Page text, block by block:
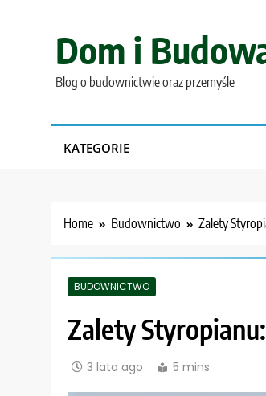
Dom i
Blog o budownictwie oraz przemyśle
KATEGORIE
Home Budownictwo Zalety
BUDOWNICTWO
Zalety
3 lata ago 5 mins